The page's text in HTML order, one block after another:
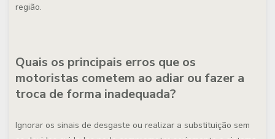
região.
Quais os principais erros que os
motoristas cometem ao adiar ou fazer a
troca de forma inadequada?
Ignorar os sinais de desgaste ou realizar a substituição sem